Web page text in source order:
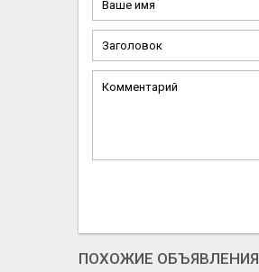
ПОХОЖИЕ ОБЪЯВЛЕНИЯ